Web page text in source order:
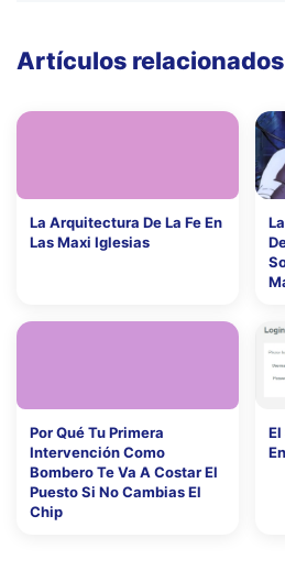
Artículos relacionados
La Arquitectura De La Fe En
Las Maxi Iglesias
Por Qué Tu Primera
Intervención Como
Bombero Te Va A Costar El
Puesto Si No Cambias El
Chip
El